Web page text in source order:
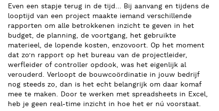
Even een stapje terug in de tijd… Bij aanvang en tijdens de
looptijd van een project maakte iemand verschillende
rapporten om alle betrokkenen inzicht te geven in het
budget, de planning, de voortgang, het gebruikte
materieel, de lopende kosten, enzovoort. Op het moment
dat zo’n rapport op het bureau van de projectleider,
werfleider of controller opdook, was het eigenlijk al
verouderd. Verloopt de bouwcoördinatie in jouw bedrijf
nog steeds zo, dan is het echt belangrijk om daar komaf
mee te maken. Door te werken met spreadsheets in Excel,
heb je geen real-time inzicht in hoe het er nú voorstaat.